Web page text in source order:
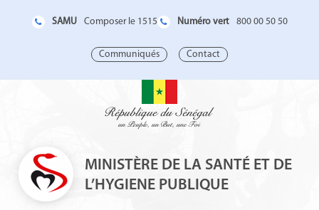
SAMU Composer le 1515 Numéro vert 800 00 50 50
Communiqués Contact
MINISTÈRE DE LA SANTÉ ET DE
L’HYGIENE PUBLIQUE